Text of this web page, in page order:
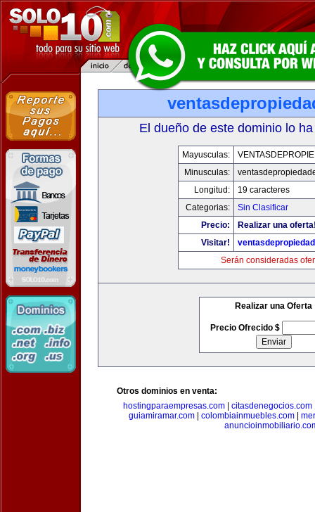
El dueño de este dominio lo
Mayusculas:
Minusculas:
Longitud:
19 caracteres
Categorias:
Sin Clasificar
Precio:
Realizar una
Visitar!
Serán consideradas
Realizar una Oferta
Precio Ofrecido $
Otros dominios en venta:
hostingparaempresas.com| citasdenegocios.com
guiamiramar.com| colombiainmuebles.com|